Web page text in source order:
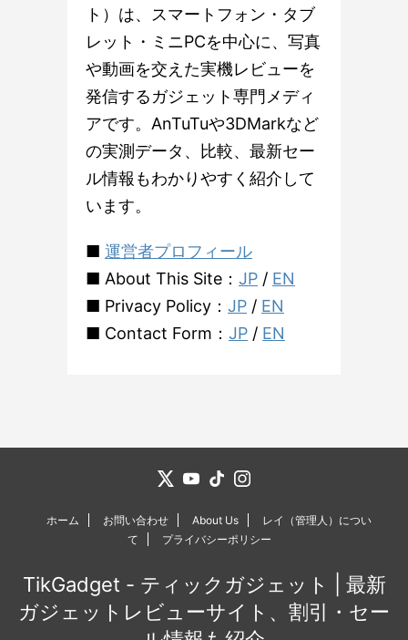
ト）は、スマートフォン・タブ
レット・ミニPCを中心に、写真
や動画を交えた実機レビューを
発信するガジェット専門メディ
アです。AnTuTuや3DMarkなど
の実測データ、比較、最新セー
ル情報もわかりやすく紹介して
います。
■ 運営者プロフィール
■ About This Site： JP / EN
■ Privacy Policy： JP / EN
■ Contact Form： JP / EN
ホーム お問い合わせ About Us
レイ（管理人）につい
て
プライバシーポリシー
TikGadget - ティックガジェット | 最新
ガジェットレビューサイト、割引・セー